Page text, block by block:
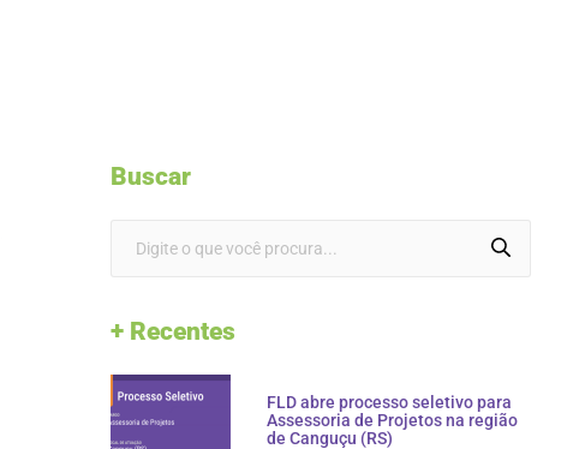
Buscar
+ Recentes
FLD abre processo seletivo para
Assessoria de Projetos na região
de Canguçu (RS)